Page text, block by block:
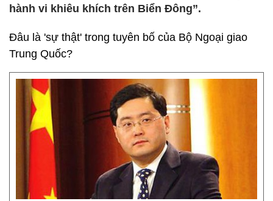
hành vi khiêu khích trên Biển Đông”.
Đâu là 'sự thật' trong tuyên bố của Bộ Ngoại giao
Trung Quốc?